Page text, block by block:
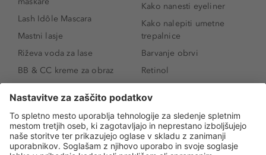
Lash Idôle Mascara
Mastni lasje
Riževa voda za lase
BB & CC kreme za obraz
SPF 30
Senčila za oči
Tekoči puder
Ličenje povešenih vek
Kako nanesti eyeliner
Kako nalepiti umetne
trepalnice
Barvanje obrvi
Retinol
Niacinamid
Rozacea